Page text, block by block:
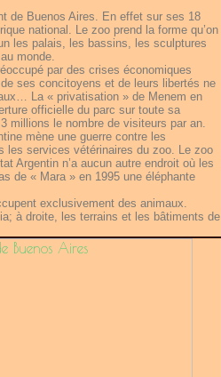
de Buenos Aires. En effet sur ses 18
national. Le zoo prend la forme qu’on
les palais, les bassins, les sculptures
monde.
par des crises économiques
ses concitoyens et de leurs libertés ne
La « privatisation » de Menem en
officielle du parc sur toute sa
millions le nombre de visiteurs par an.
mène une guerre contre les
les services vétérinaires du zoo. Le zoo
Argentin n’a aucun autre endroit où les
de « Mara » en 1995 une éléphante
exclusivement des animaux.
à droite, les terrains et les bâtiments de